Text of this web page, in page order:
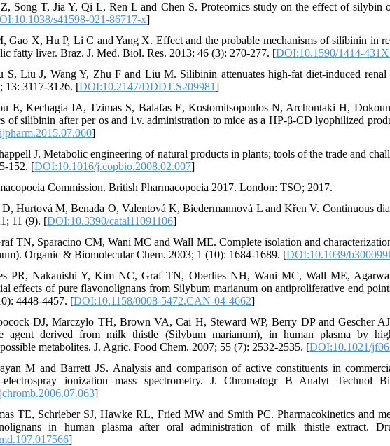
Song T, Jia Y, Qi L, Ren L and Chen S. Proteomics study on the effect of silybin
s41598-021-86717-x]
Gao X, Hu P, Li C and Yang X. Effect and the probable mechanisms of silibinin in
fatty liver. Braz. J. Med. Biol. Res. 2013; 46 (3): 270-277. [DOI:10.1590/1414-
Liu J, Wang Y, Zhu F and Liu M. Silibinin attenuates high-fat diet-induced renal
13: 3117-3126. [DOI:10.2147/DDDT.S209981]
E, Kechagia IA, Tzimas S, Balafas E, Kostomitsopoulos N, Archontaki H,
of silibinin after per os and i.v. administration to mice as a HP-β-CD lyophilized
]
J. Metabolic engineering of natural products in plants; tools of the trade and
152. [DOI:10.1016/j.copbio.2008.02.007]
Commission. British Pharmacopoeia 2017. London: TSO; 2017.
Hurtová M, Benada O, Valentová K, Biedermannová L and Křen V. Continuous
11 (9). [DOI:10.3390/catal11091106]
TN, Sparacino CM, Wani MC and Wall ME. Complete isolation and
Organic & Biomolecular Chem. 2003; 1 (10): 1684-1689. [DOI:10.1039/
PR, Nakanishi Y, Kim NC, Graf TN, Oberlies NH, Wani MC, Wall ME,
effects of pure flavonolignans from Silybum marianum on antiproliferative end
4448-4457. [DOI:10.1158/0008-5472.CAN-04-4662]
DJ, Marczylo TH, Brown VA, Cai H, Steward WP, Berry DP and Gescher
agent derived from milk thistle (Silybum marianum), in human plasma by
metabolites. J. Agric. Food Chem. 2007; 55 (7): 2532-2535. [DOI:10.1021/
M and Barrett JS. Analysis and comparison of active constituents in
electrospray ionization mass spectrometry. J. Chromatogr B Analyt
]
TE, Schrieber SJ, Hawke RL, Fried MW and Smith PC. Pharmacokinetics and
in human plasma after oral administration of milk thistle extract.
]